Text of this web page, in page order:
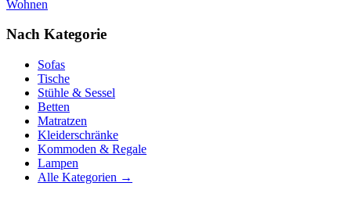
Wohnen
Nach Kategorie
Sofas
Tische
Stühle & Sessel
Betten
Matratzen
Kleiderschränke
Kommoden & Regale
Lampen
Alle Kategorien →